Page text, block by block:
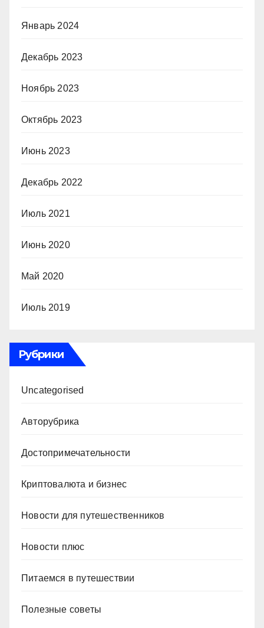
Январь 2024
Декабрь 2023
Ноябрь 2023
Октябрь 2023
Июнь 2023
Декабрь 2022
Июль 2021
Июнь 2020
Май 2020
Июль 2019
Рубрики
Uncategorised
Авторубрика
Достопримечательности
Криптовалюта и бизнес
Новости для путешественников
Новости плюс
Питаемся в путешествии
Полезные советы